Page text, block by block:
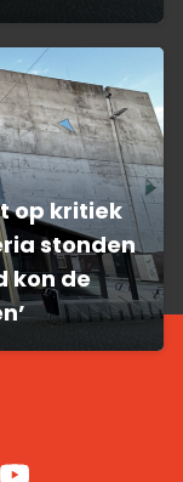
op kritiek
stonden
kon de